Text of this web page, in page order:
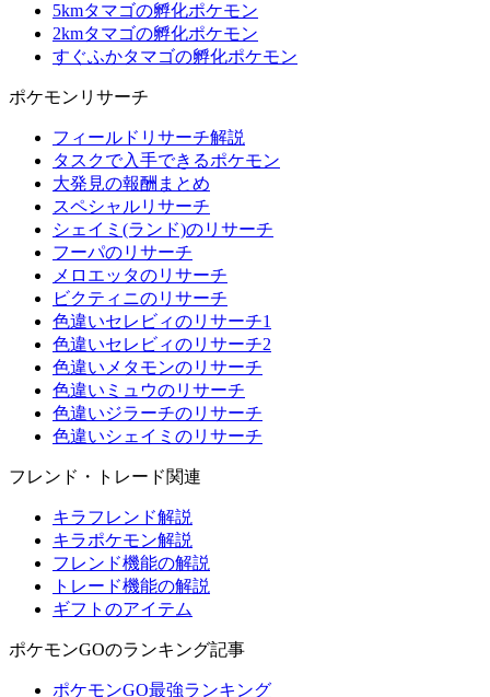
5kmタマゴの孵化ポケモン
2kmタマゴの孵化ポケモン
すぐふかタマゴの孵化ポケモン
ポケモンリサーチ
フィールドリサーチ解説
タスクで入手できるポケモン
大発見の報酬まとめ
スペシャルリサーチ
シェイミ(ランド)のリサーチ
フーパのリサーチ
メロエッタのリサーチ
ビクティニのリサーチ
色違いセレビィのリサーチ1
色違いセレビィのリサーチ2
色違いメタモンのリサーチ
色違いミュウのリサーチ
色違いジラーチのリサーチ
色違いシェイミのリサーチ
フレンド・トレード関連
キラフレンド解説
キラポケモン解説
フレンド機能の解説
トレード機能の解説
ギフトのアイテム
ポケモンGOのランキング記事
ポケモンGO最強ランキング